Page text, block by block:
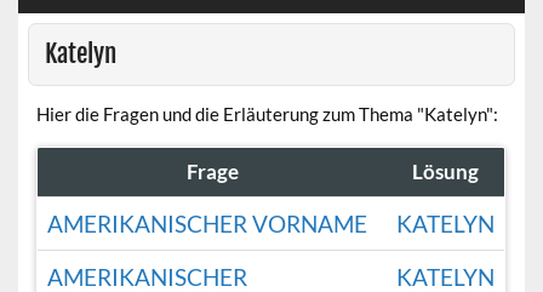
Katelyn
Hier die Fragen und die Erläuterung zum Thema "Katelyn":
Frage Lösung
AMERIKANISCHER VORNAME
KATELYN
AMERIKANISCHER
KATELYN